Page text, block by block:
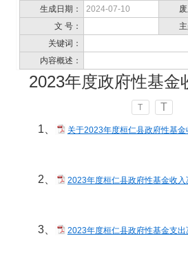
生成日期：
2024-07-10
文 号：
关键词：
内容概述：
2023年度政府性基金
T
T
1、
关于2023年度桓仁县政府性基
2、 2023年度桓仁县政府性基金收
3、 2023年度桓仁县政府性基金支